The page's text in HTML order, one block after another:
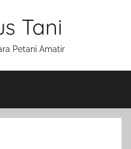
Tani
Petani Amatir